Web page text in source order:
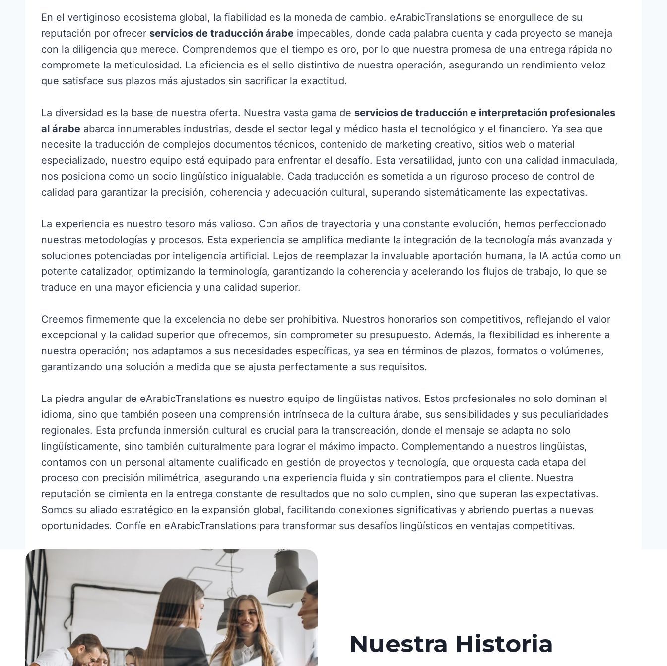
En el vertiginoso ecosistema global, la fiabilidad es la moneda de cambio. eArabicTranslations se enorgullece de su
reputación por ofrecer servicios de traducción árabe impecables, donde cada palabra cuenta y cada proyecto se maneja
con la diligencia que merece. Comprendemos que el tiempo es oro, por lo que nuestra promesa de una entrega rápida no
compromete la meticulosidad. La eficiencia es el sello distintivo de nuestra operación, asegurando un rendimiento veloz
que satisface sus plazos más ajustados sin sacrificar la exactitud.
La diversidad es la base de nuestra oferta. Nuestra vasta gama de servicios de traducción e interpretación profesionales
al árabe abarca innumerables industrias, desde el sector legal y médico hasta el tecnológico y el financiero. Ya sea que
necesite la traducción de complejos documentos técnicos, contenido de marketing creativo, sitios web o material
especializado, nuestro equipo está equipado para enfrentar el desafío. Esta versatilidad, junto con una calidad inmaculada,
nos posiciona como un socio lingüístico inigualable. Cada traducción es sometida a un riguroso proceso de control de
calidad para garantizar la precisión, coherencia y adecuación cultural, superando sistemáticamente las expectativas.
La experiencia es nuestro tesoro más valioso. Con años de trayectoria y una constante evolución, hemos perfeccionado
nuestras metodologías y procesos. Esta experiencia se amplifica mediante la integración de la tecnología más avanzada y
soluciones potenciadas por inteligencia artificial. Lejos de reemplazar la invaluable aportación humana, la IA actúa como un
potente catalizador, optimizando la terminología, garantizando la coherencia y acelerando los flujos de trabajo, lo que se
traduce en una mayor eficiencia y una calidad superior.
Creemos firmemente que la excelencia no debe ser prohibitiva. Nuestros honorarios son competitivos, reflejando el valor
excepcional y la calidad superior que ofrecemos, sin comprometer su presupuesto. Además, la flexibilidad es inherente a
nuestra operación; nos adaptamos a sus necesidades específicas, ya sea en términos de plazos, formatos o volúmenes,
garantizando una solución a medida que se ajusta perfectamente a sus requisitos.
La piedra angular de eArabicTranslations es nuestro equipo de lingüistas nativos. Estos profesionales no solo dominan el
idioma, sino que también poseen una comprensión intrínseca de la cultura árabe, sus sensibilidades y sus peculiaridades
regionales. Esta profunda inmersión cultural es crucial para la transcreación, donde el mensaje se adapta no solo
lingüísticamente, sino también culturalmente para lograr el máximo impacto. Complementando a nuestros lingüistas,
contamos con un personal altamente cualificado en gestión de proyectos y tecnología, que orquesta cada etapa del
proceso con precisión milimétrica, asegurando una experiencia fluida y sin contratiempos para el cliente. Nuestra
reputación se cimienta en la entrega constante de resultados que no solo cumplen, sino que superan las expectativas.
Somos su aliado estratégico en la expansión global, facilitando conexiones significativas y abriendo puertas a nuevas
oportunidades. Confíe en eArabicTranslations para transformar sus desafíos lingüísticos en ventajas competitivas.
Nuestra Historia